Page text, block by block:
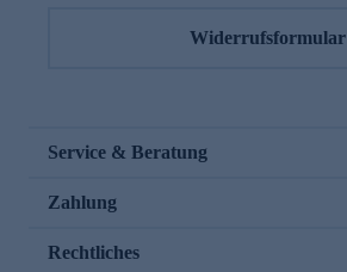
Widerrufsformular
Service & Beratung
Zahlung
Rechtliches